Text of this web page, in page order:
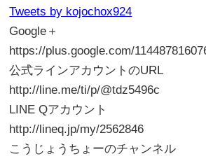
Tweets by kojochox924
Google＋
https://plus.google.com/
公式ラインアカウントのURL
http://line.me/ti/p/@tdz5496c
LINE Qアカウント
http://lineq.jp/my/2562846
こうじょうちょーのチャンネル